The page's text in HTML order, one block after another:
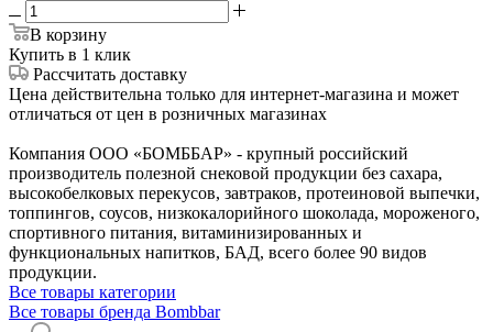
В корзину
Купить в 1 клик
Рассчитать доставку
Цена действительна только для интернет-магазина и может
отличаться от цен в розничных магазинах
Компания ООО «БОМББАР» - крупный российский
производитель полезной снековой продукции без сахара,
высокобелковых перекусов, завтраков, протеиновой выпечки,
топпингов, соусов, низкокалорийного шоколада, мороженого,
спортивного питания, витаминизированных и
функциональных напитков, БАД, всего более 90 видов
продукции.
Все товары категории
Все товары бренда Bombbar